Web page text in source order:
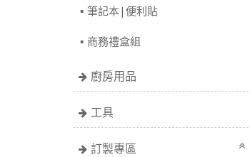
筆記本|便利貼
商務禮盒組
廚房用品
工具
訂製專區